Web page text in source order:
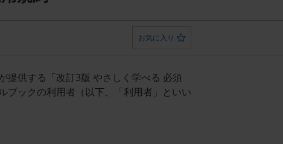
お気に入り
提供する「改訂3版 やさしく学べる 必須
ブックの利用者（以下、「利用者」といい